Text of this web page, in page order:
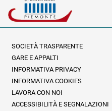
SOCIETÀ TRASPARENTE
GARE E APPALTI
INFORMATIVA PRIVACY
INFORMATIVA COOKIES
LAVORA CON NOI
ACCESSIBILITÀ E SEGNALAZIONI